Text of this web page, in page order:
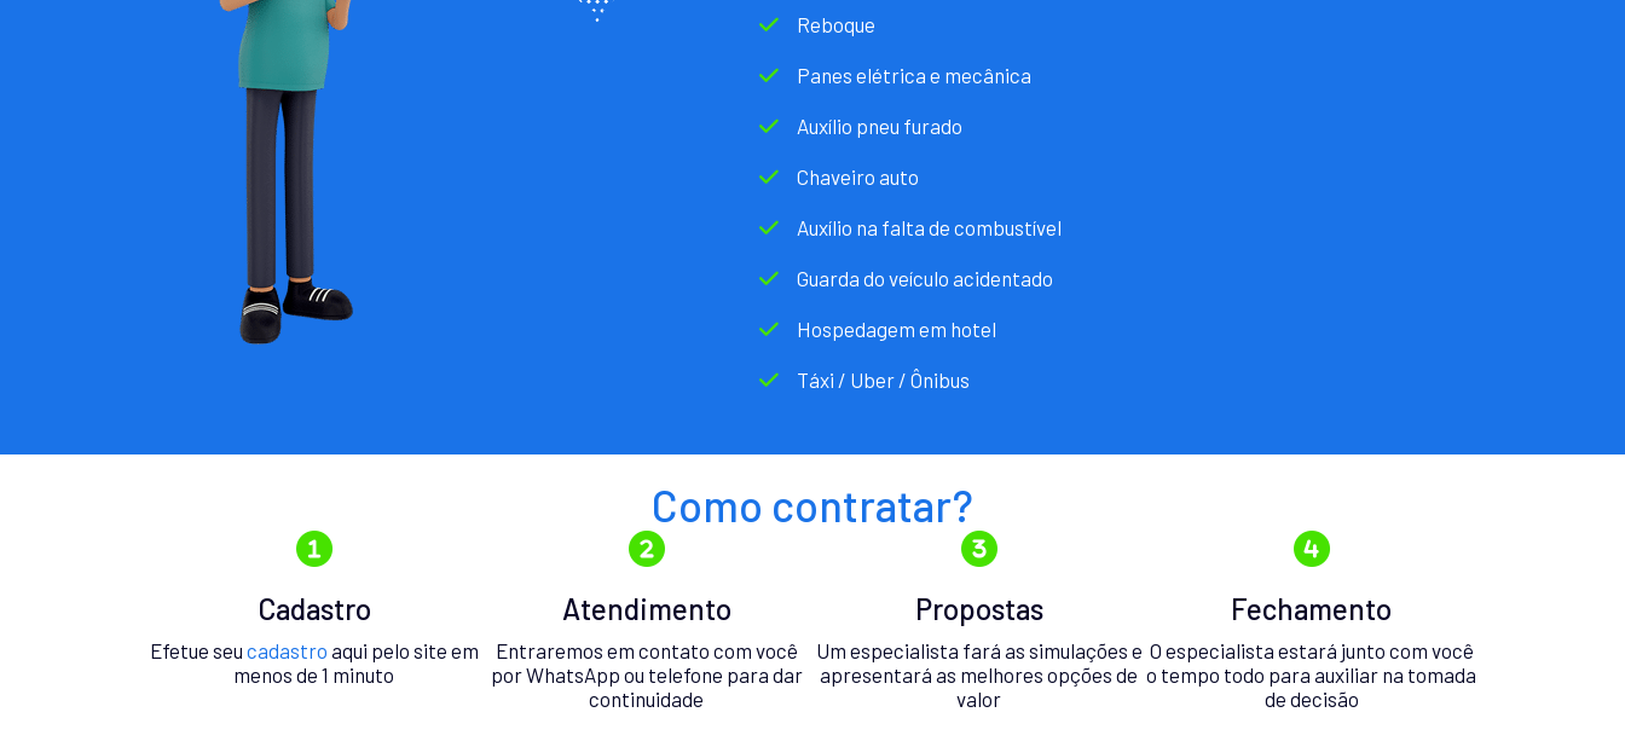
Reboque
Panes elétrica e mecânica
Auxílio pneu furado
Chaveiro auto
Auxílio na falta de combustível
Guarda do veículo acidentado
Hospedagem em hotel
Táxi / Uber / Ônibus
Como contratar?
Cadastro
Efetue seu cadastro aqui pelo site em
menos de 1 minuto
Atendimento
Entraremos em contato com você
por WhatsApp ou telefone para dar
continuidade
Propostas
Um especialista fará as simulações e
apresentará as melhores opções de
valor
Fechamento
O especialista estará junto com você
o tempo todo para auxiliar na tomada
de decisão